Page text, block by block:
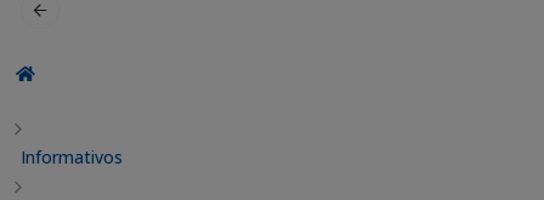
Informativos